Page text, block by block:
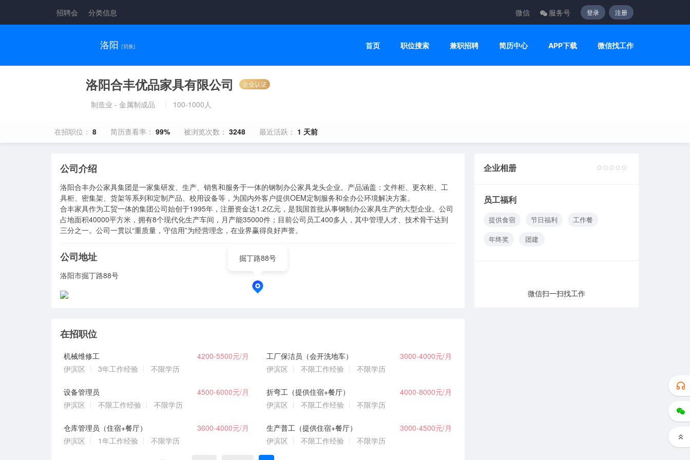
招聘会 分类信息 微信 服务号 登录 注册
洛阳 [切换] 首页 职位搜索 兼职招聘 简历中心 APP下载 微信找工作
洛阳合丰优品家具有限公司 企业认证
制造业 - 金属制成品 100-1000人
在招职位： 8 简历查看率： 99% 被浏览次数： 3248 最近活跃： 1 天前
公司介绍
洛阳合丰办公家具集团是一家集研发、生产、销售和服务于一体的钢制办公家具龙头企业。产品涵盖：文件柜、更衣柜、工
具柜、密集架、货架等系列和定制产品、校用设备等，为国内外客户提供OEM定制服务和全办公环境解决方案。
合丰家具作为工贸一体的集团公司始创于1995年，注册资金达1.2亿元，是我国首批从事钢制办公家具生产的大型企业。公司
占地面积40000平方米，拥有8个现代化生产车间，月产能35000件；目前公司员工400多人，其中管理人才、技术骨干达到
三分之一。公司一贯以“重质量，守信用”为经营理念，在业界赢得良好声誉。
公司地址
洛阳市掘丁路88号
掘丁路88号
在招职位
机械维修工
4200-5500元/月
伊滨区
3年工作经验 不限学历
工厂保洁员（会开洗地车）
3000-4000元/月
伊滨区
不限工作经验 不限学历
设备管理员
4500-6000元/月
伊滨区
不限工作经验 不限学历
折弯工（提供住宿+餐厅）
4000-8000元/月
伊滨区
不限工作经验 不限学历
仓库管理员（住宿+餐厅）
3600-4000元/月
伊滨区
1年工作经验 不限学历
生产普工（提供住宿+餐厅）
3000-4500元/月
伊滨区
不限工作经验 不限学历
企业相册 2 3 4 5 6
员工福利
提供食宿 节日福利
工作餐
年终奖
团建
微信扫一扫找工作